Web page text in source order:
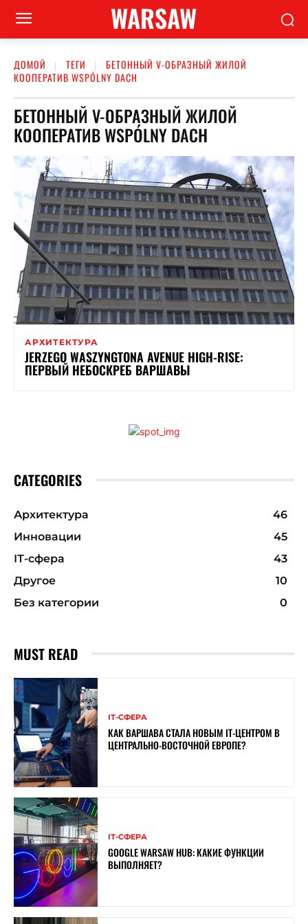
WARSAW
ДОМОЙ ТЕГИ
БЕТОННЫЙ V-ОБРАЗНЫЙ ЖИЛОЙ
КООПЕРАТИВ WSPÓLNY DACH
БЕТОННЫЙ V-ОБРАЗНЫЙ ЖИЛОЙ
КООПЕРАТИВ WSPÓLNY DACH
АРХИТЕКТУРА
JERZEGO WASZYNGTONA AVENUE HIGH-RISE:
ПЕРВЫЙ НЕБОСКРЕБ ВАРШАВЫ
CATEGORIES
Архитектура
46
Инновации
45
ІТ-сфера
43
Другое
10
Без категории
0
MUST READ
ІТ-СФЕРА
КАК ВАРШАВА СТАЛА НОВЫМ IT-ЦЕНТРОМ В
ЦЕНТРАЛЬНО-ВОСТОЧНОЙ ЕВРОПЕ?
ІТ-СФЕРА
GOOGLE WARSAW HUB: КАКИЕ ФУНКЦИИ
ВЫПОЛНЯЕТ?